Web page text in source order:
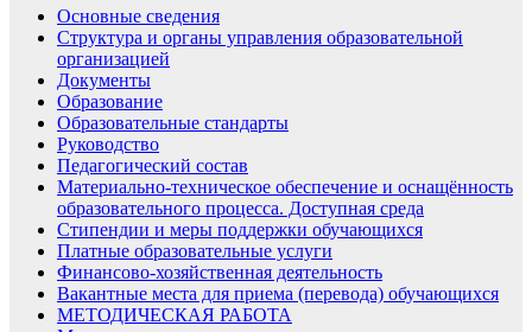
Основные сведения
Структура и органы управления образовательной
организацией
Документы
Образование
Образовательные стандарты
Руководство
Педагогический состав
Материально-техническое обеспечение и оснащённость
образовательного процесса. Доступная среда
Стипендии и меры поддержки обучающихся
Платные образовательные услуги
Финансово-хозяйственная деятельность
Вакантные места для приема (перевода) обучающихся
МЕТОДИЧЕСКАЯ РАБОТА